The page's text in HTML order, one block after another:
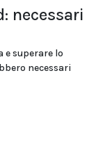
necessari
e superare lo
necessari